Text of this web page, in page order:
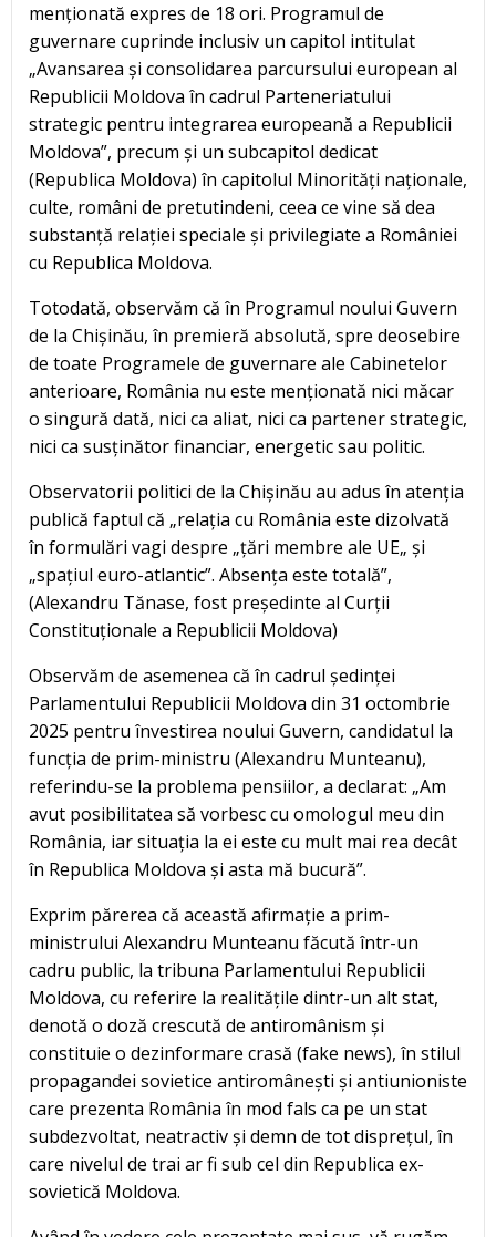
menționată expres de 18 ori. Programul de
guvernare cuprinde inclusiv un capitol intitulat
„Avansarea și consolidarea parcursului european al
Republicii Moldova în cadrul Parteneriatului
strategic pentru integrarea europeană a Republicii
Moldova”, precum și un subcapitol dedicat
(Republica Moldova) în capitolul Minorități naționale,
culte, români de pretutindeni, ceea ce vine să dea
substanță relației speciale și privilegiate a României
cu Republica Moldova.
Totodată, observăm că în Programul noului Guvern
de la Chișinău, în premieră absolută, spre deosebire
de toate Programele de guvernare ale Cabinetelor
anterioare, România nu este menționată nici măcar
o singură dată, nici ca aliat, nici ca partener strategic,
nici ca susținător financiar, energetic sau politic.
Observatorii politici de la Chișinău au adus în atenția
publică faptul că „relația cu România este dizolvată
în formulări vagi despre „țări membre ale UE„ și
„spațiul euro-atlantic”. Absența este totală”,
(Alexandru Tănase, fost președinte al Curții
Constituționale a Republicii Moldova)
Observăm de asemenea că în cadrul ședinței
Parlamentului Republicii Moldova din 31 octombrie
2025 pentru învestirea noului Guvern, candidatul la
funcția de prim-ministru (Alexandru Munteanu),
referindu-se la problema pensiilor, a declarat: „Am
avut posibilitatea să vorbesc cu omologul meu din
România, iar situația la ei este cu mult mai rea decât
în Republica Moldova și asta mă bucură”.
Exprim părerea că această afirmație a prim-
ministrului Alexandru Munteanu făcută într-un
cadru public, la tribuna Parlamentului Republicii
Moldova, cu referire la realitățile dintr-un alt stat,
denotă o doză crescută de antiromânism și
constituie o dezinformare crasă (fake news), în stilul
propagandei sovietice antiromânești și antiunioniste
care prezenta România în mod fals ca pe un stat
subdezvoltat, neatractiv și demn de tot disprețul, în
care nivelul de trai ar fi sub cel din Republica ex-
sovietică Moldova.